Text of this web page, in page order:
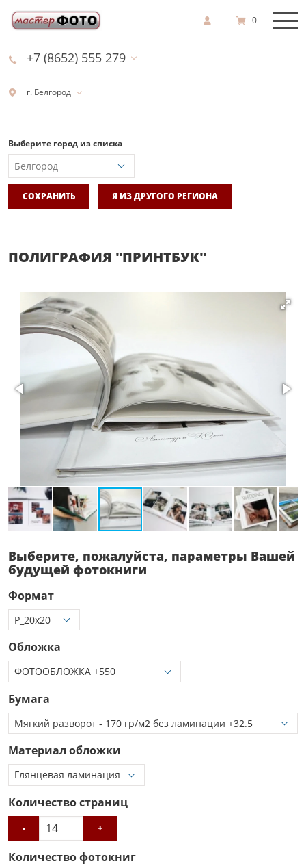
г. Белгород
+7 (8652) 555 279
0
Выберите город из списка
СОХРАНИТЬ Я ИЗ ДРУГОГО РЕГИОНА
ПОЛИГРАФИЯ "ПРИНТБУК"
Выберите, пожалуйста, параметры Вашей
будущей фотокниги
Формат
Обложка
Бумага
Материал обложки
Количество страниц
- +
Количество фотокниг